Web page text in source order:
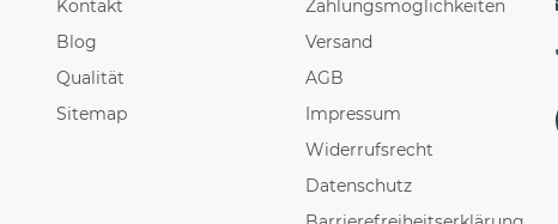
Kontakt
Blog
Qualität
Sitemap
Zahlungsmöglichkeiten
Versand
AGB
Impressum
Widerrufsrecht
Datenschutz